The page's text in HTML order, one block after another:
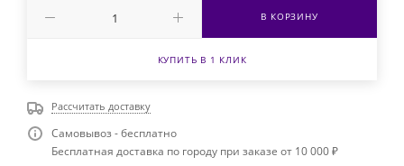
В КОРЗИНУ
КУПИТЬ В 1 КЛИК
Рассчитать доставку
Самовывоз - бесплатно
Бесплатная доставка по городу при заказе от 10 000 ₽